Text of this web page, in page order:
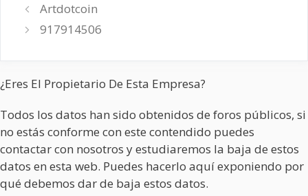
Artdotcoin
917914506
¿Eres El Propietario De Esta Empresa?
Todos los datos han sido obtenidos de foros públicos, si
no estás conforme con este contendido puedes
contactar con nosotros y estudiaremos la baja de estos
datos en esta web. Puedes hacerlo aquí exponiendo por
qué debemos dar de baja estos datos.